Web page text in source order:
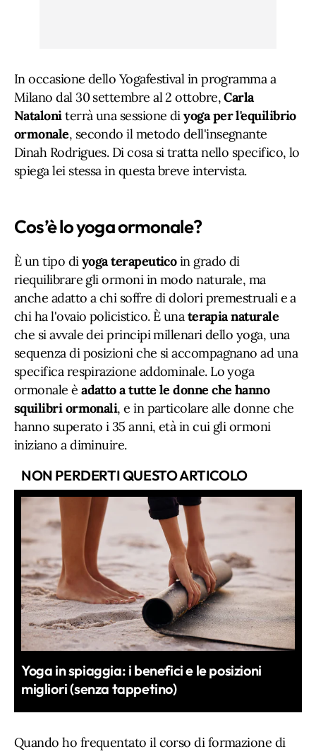
In occasione dello Yogafestival in programma a
Milano dal 30 settembre al 2 ottobre,Carla
Nataloniterrà una sessione diyoga per l'equilibrio
ormonale, secondo il metodo dell'insegnante
Dinah Rodrigues. Di cosa si tratta nello specifico, lo
spiega lei stessa in questa breve intervista.
Cos’è lo yoga ormonale?
È un tipo diyoga terapeuticoin grado di
riequilibrare gli ormoni in modo naturale, ma
anche adatto a chi soffre di dolori premestruali e a
chi ha l'ovaio policistico. È unaterapia naturale
che si avvale dei principi millenari dello yoga, una
sequenza di posizioni che si accompagnano ad una
specifica respirazione addominale. Lo yoga
ormonale èadatto a tutte le donne che hanno
squilibri ormonali, e in particolare alle donne che
hanno superato i 35 anni, età in cui gli ormoni
iniziano a diminuire.
NON PERDERTI QUESTO ARTICOLO
Yoga in spiaggia: i benefici e le posizioni
migliori (senza tappetino)
Quando ho frequentato il corso di formazione di